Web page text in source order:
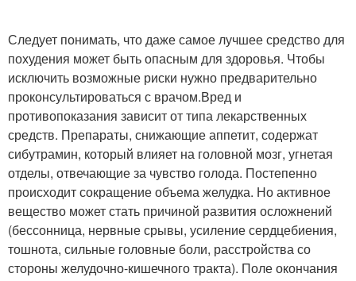
Следует понимать, что даже самое лучшее средство для
похудения может быть опасным для здоровья. Чтобы
исключить возможные риски нужно предварительно
проконсультироваться с врачом.Вред и
противопоказания зависит от типа лекарственных
средств. Препараты, снижающие аппетит, содержат
сибутрамин, который влияет на головной мозг, угнетая
отделы, отвечающие за чувство голода. Постепенно
происходит сокращение объема желудка. Но активное
вещество может стать причиной развития осложнений
(бессонница, нервные срывы, усиление сердцебиения,
тошнота, сильные головные боли, расстройства со
стороны желудочно-кишечного тракта). Поле окончания